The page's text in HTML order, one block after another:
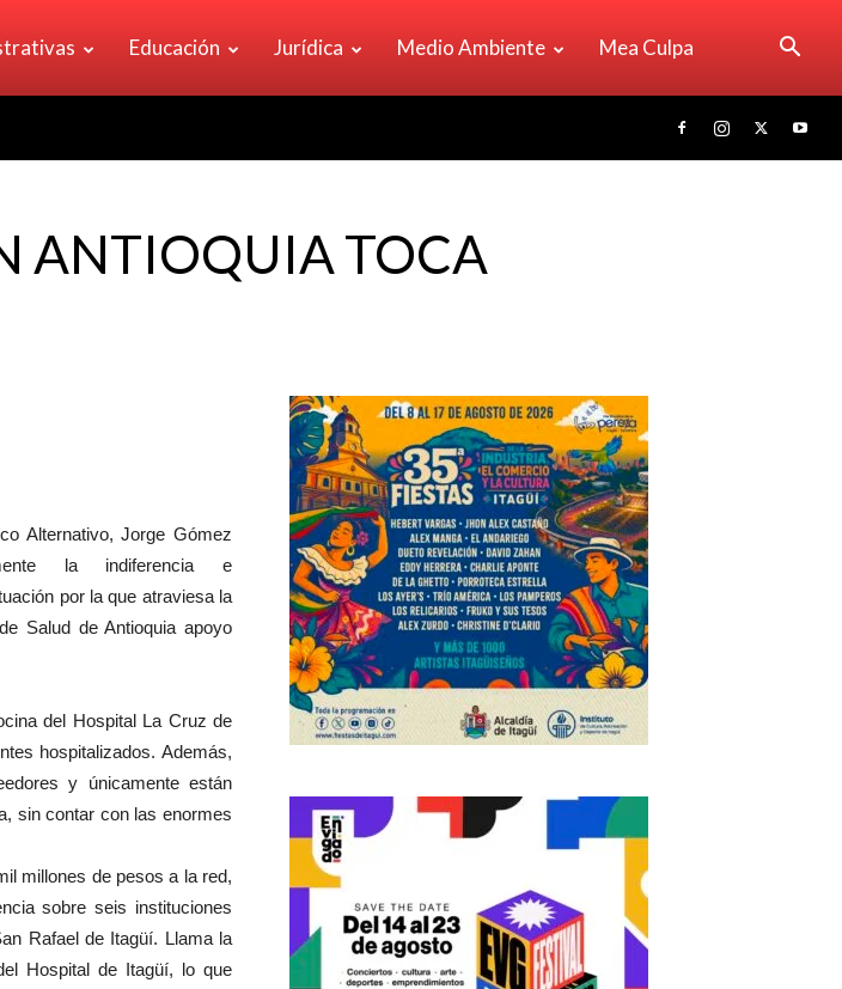
Educación Jurídica Medio Ambiente Mea Culpa
ANTIOQUIA TOCA
Alternativo, Jorge Gómez
la indiferencia e
por la que atraviesa la
Salud de Antioquia apoyo
del Hospital La Cruz de
hospitalizados. Además,
y únicamente están
sin contar con las enormes
millones de pesos a la red,
sobre seis instituciones
Rafael de Itagüí. Llama la
Hospital de Itagüí, lo que